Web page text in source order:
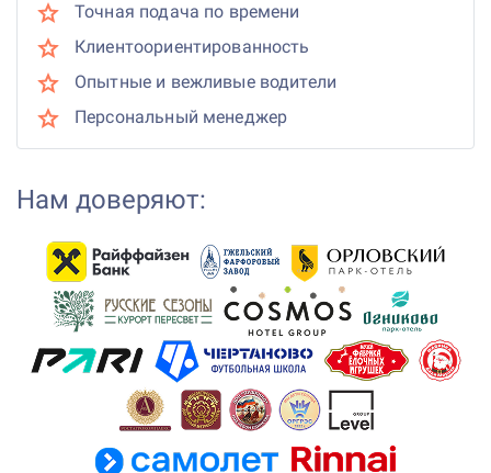
Точная подача по времени
Клиентоориентированность
Опытные и вежливые водители
Персональный менеджер
Нам доверяют: